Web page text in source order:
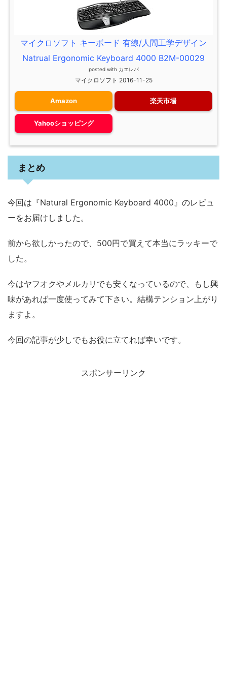
マイクロソフト キーボード 有線/人間工学デザイン
Natrual Ergonomic Keyboard 4000 B2M-00029
posted with カエレバ
マイクロソフト 2016-11-25
Amazon 楽天市場
Yahooショッピング
まとめ
今回は『Natural Ergonomic Keyboard 4000』のレビュ
ーをお届けしました。
前から欲しかったので、500円で買えて本当にラッキーで
した。
今はヤフオクやメルカリでも安くなっているので、もし興
味があれば一度使ってみて下さい。結構テンション上がり
ますよ。
今回の記事が少しでもお役に立てれば幸いです。
スポンサーリンク